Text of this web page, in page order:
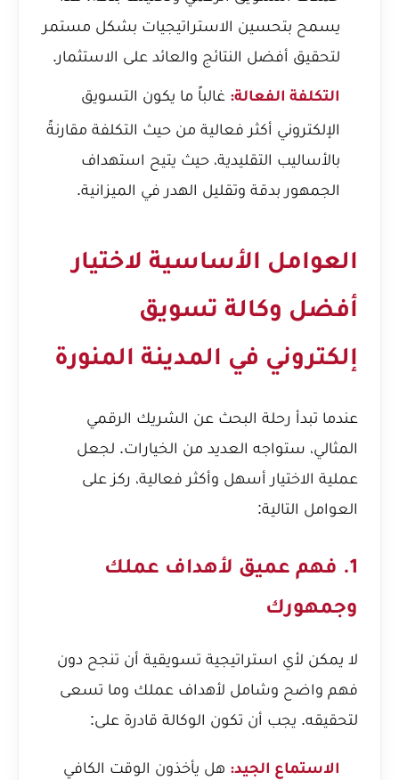
يسمح بتحسين الاستراتيجيات بشكل مستمر
لتحقيق أفضل النتائج والعائد على الاستثمار.
التكلفة الفعالة: غالباً ما يكون التسويق
الإلكتروني أكثر فعالية من حيث التكلفة مقارنةً
بالأساليب التقليدية، حيث يتيح استهداف
الجمهور بدقة وتقليل الهدر في الميزانية.
العوامل الأساسية لاختيار
أفضل وكالة تسويق
إلكتروني في المدينة المنورة
عندما تبدأ رحلة البحث عن الشريك الرقمي
المثالي، ستواجه العديد من الخيارات. لجعل
عملية الاختيار أسهل وأكثر فعالية، ركز على
العوامل التالية:
1. فهم عميق لأهداف عملك
وجمهورك
لا يمكن لأي استراتيجية تسويقية أن تنجح دون
فهم واضح وشامل لأهداف عملك وما تسعى
لتحقيقه. يجب أن تكون الوكالة قادرة على:
الاستماع الجيد: هل يأخذون الوقت الكافي